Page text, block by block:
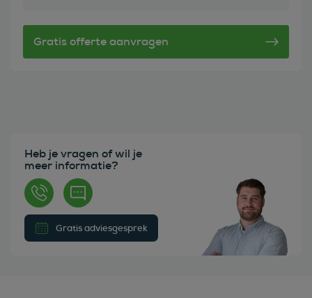
Heb je vragen of wil je
meer informatie?
Gratis adviesgesprek